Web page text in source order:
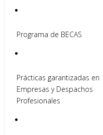
Programa de BECAS
Prácticas garantizadas en
Empresas y Despachos
Profesionales